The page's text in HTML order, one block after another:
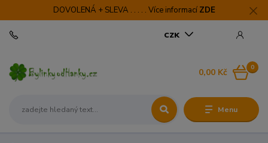
DOVOLENÁ + SLEVA . . . . . Více informací ZDE
Menu
CZK
0
0,00 Kč